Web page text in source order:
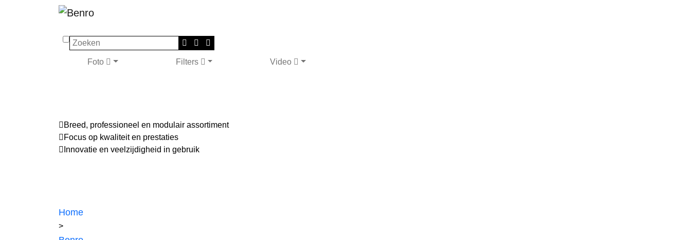
Zoeken
Foto Filters Video
Breed, professioneel en modulair assortiment
Focus op kwaliteit en prestaties
Innovatie en veelzijdigheid in gebruik
Home
>